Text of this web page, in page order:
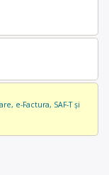
e-Factura, SAF-T și